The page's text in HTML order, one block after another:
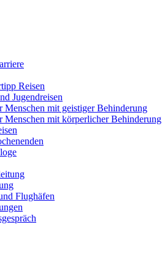
Reisen
Jugendreisen
Menschen mit geistiger Behinderung
Menschen mit körperlicher Behinderung
Flughäfen